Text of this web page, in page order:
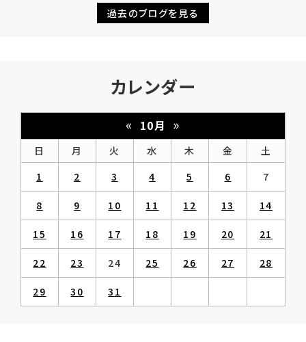
過去のブログを見る
カレンダー
« 10月 »
日 月 火 水 木 金
土
1
2 3 4 5 6 7
8 9 10 11 12 13 14
15 16 17 18 19 20 21
22 23 24 25 26 27 28
29 30 31